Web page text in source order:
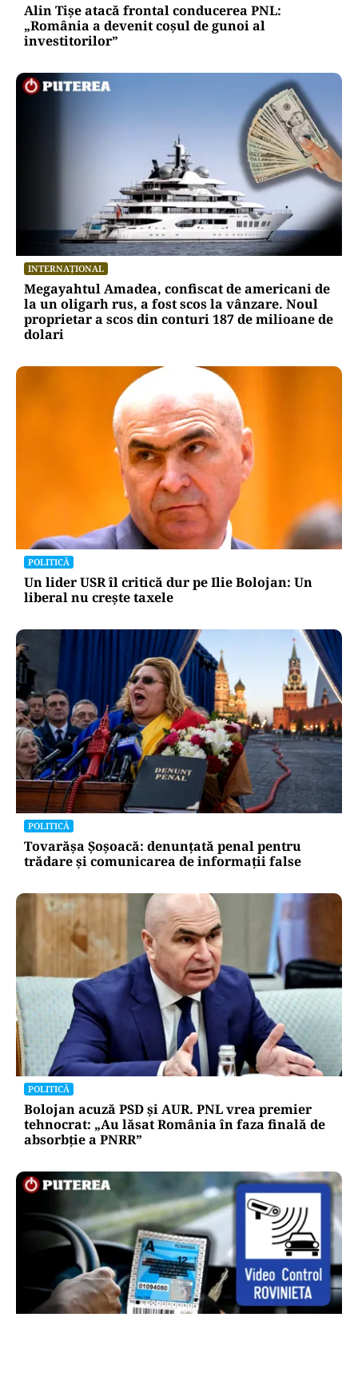
Alin Tișe atacă frontal conducerea PNL:
„România a devenit coșul de gunoi al
investitorilor”
INTERNAȚIONAL
Megayahtul Amadea, confiscat de americani de
la un oligarh rus, a fost scos la vânzare. Noul
proprietar a scos din conturi 187 de milioane de
dolari
POLITICĂ
Un lider USR îl critică dur pe Ilie Bolojan: Un
liberal nu crește taxele
POLITICĂ
Tovarășa Șoșoacă: denunțată penal pentru
trădare și comunicarea de informații false
POLITICĂ
Bolojan acuză PSD și AUR. PNL vrea premier
tehnocrat: „Au lăsat România în faza finală de
absorbţie a PNRR”